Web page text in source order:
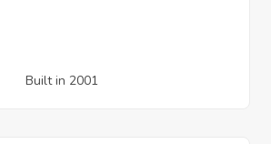
Built in 2001